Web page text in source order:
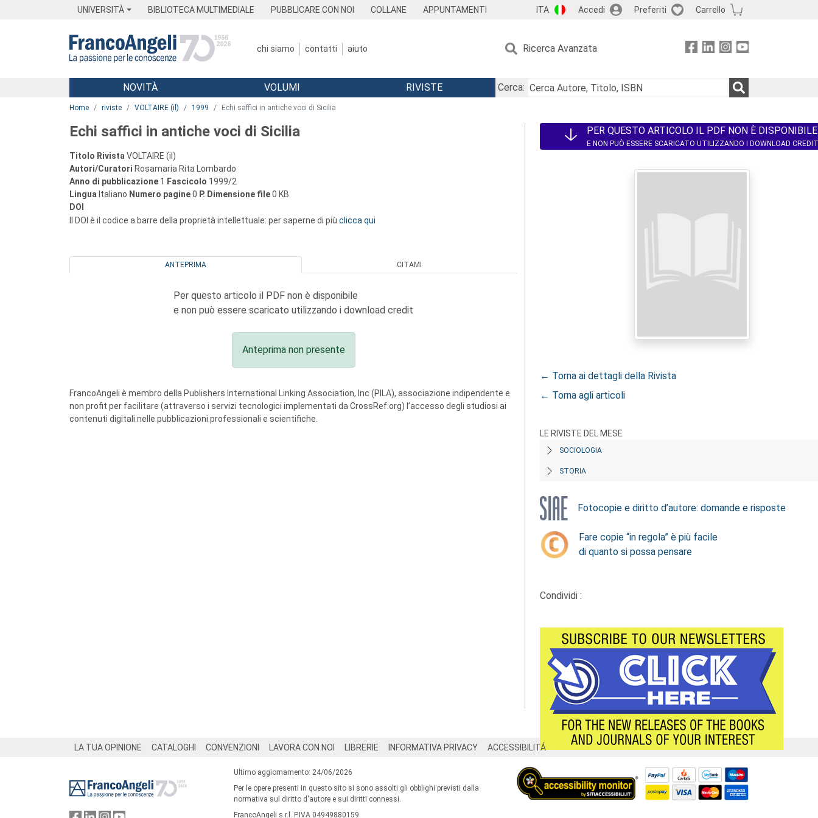
UNIVERSITÀ BIBLIOTECA MULTIMEDIALE PUBBLICARE CON NOI COLLANE APPUNTAMENTI ITA Accedi Preferiti Carrello
chi siamo contatti aiuto Ricerca Avanzata
Menu
NOVITÀ VOLUMI RIVISTE
Cerca:
Home riviste VOLTAIRE (il) 1999 Echi saffici in antiche voci di Sicilia
Echi saffici in antiche voci di Sicilia
Titolo Rivista VOLTAIRE (il)
Autori/Curatori Rosamaria Rita Lombardo
Anno di pubblicazione 1 Fascicolo 1999/2
Lingua Italiano Numero pagine0 P. Dimensione file0 KB
DOI
Il DOI è il codice a barre della proprietà intellettuale: per saperne di più clicca qui
ANTEPRIMA CITAMI
Per questo articolo il PDF non è disponibile
e non può essere scaricato utilizzando i download credit
Anteprima non presente
FrancoAngeli è membro della Publishers International Linking Association, Inc (PILA), associazione indipendente e
non profit per facilitare (attraverso i servizi tecnologici implementati da CrossRef.org) l’accesso degli studiosi ai
contenuti digitali nelle pubblicazioni professionali e scientifiche.
PER QUESTO ARTICOLO IL PDF NON È DISPONIBILE
E NON PUÒ ESSERE SCARICATO UTILIZZANDO I DOWNLOAD CREDIT
← Torna ai dettagli della Rivista
← Torna agli articoli
LE RIVISTE DEL MESE
SOCIOLOGIA
STORIA
Fotocopie e diritto d’autore: domande e risposte
Fare copie “in regola” è più facile
di quanto si possa pensare
Condividi :
LA TUA OPINIONE CATALOGHI CONVENZIONI LAVORA CON NOI LIBRERIE INFORMATIVA PRIVACY ACCESSIBILITÁ
Ultimo aggiornamento: 24/06/2026
Per le opere presenti in questo sito si sono assolti gli obblighi previsti dalla
normativa sul diritto d'autore e sui diritti connessi.
FrancoAngeli s.r.l. P.IVA 04949880159